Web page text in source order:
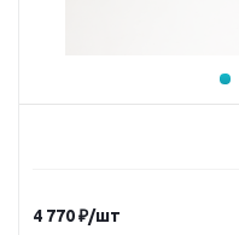
4 770₽/шт